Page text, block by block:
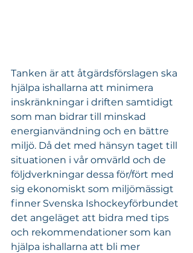
Tanken är att åtgärdsförslagen ska
hjälpa ishallarna att minimera
inskränkningar i driften samtidigt
som man bidrar till minskad
energianvändning och en bättre
miljö. Då det med hänsyn taget till
situationen i vår omvärld och de
följdverkningar dessa för/fört med
sig ekonomiskt som miljömässigt
finner Svenska Ishockeyförbundet
det angeläget att bidra med tips
och rekommendationer som kan
hjälpa ishallarna att bli mer